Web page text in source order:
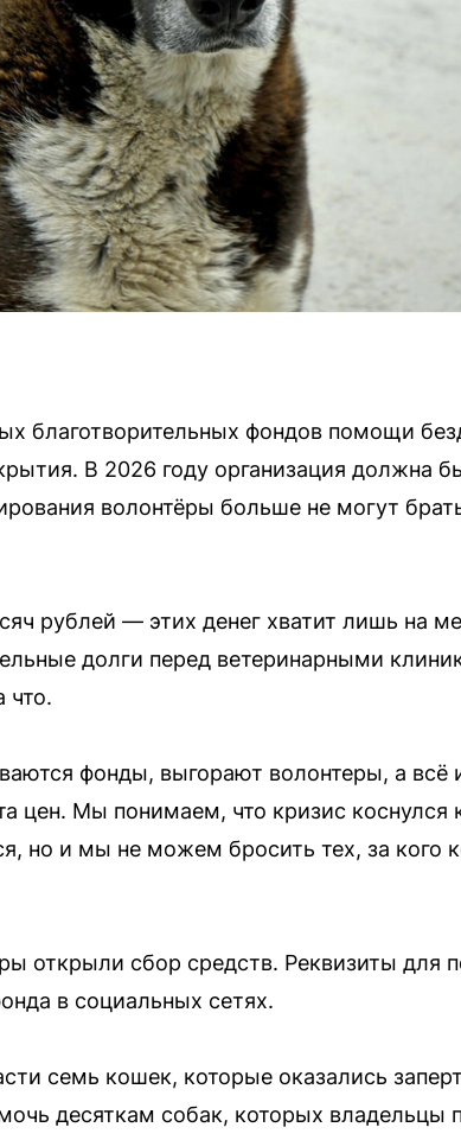
благотворительных фондов помощи
В 2026 году организация должна
волонтёры больше не могут
рублей — этих денег хватит лишь на
долги перед ветеринарными
что.
фонды, выгорают волонтеры, а всё
цен. Мы понимаем, что кризис коснулся
но и мы не можем бросить тех, за кого
открыли сбор средств. Реквизиты для
в социальных сетях.
семь кошек, которые оказались
десяткам собак, которых владельцы